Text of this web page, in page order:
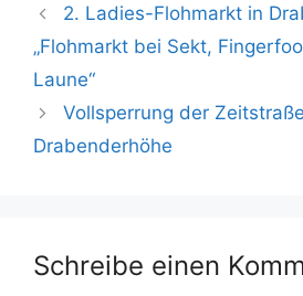
2. Ladies-Flohmarkt in
„Flohmarkt bei Sekt,
Laune“
Vollsperrung der
Drabenderhöhe
Schreibe einen